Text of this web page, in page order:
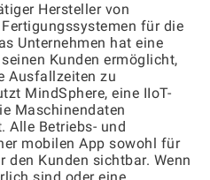
Hersteller von
für die
Unternehmen hat eine
Kunden ermöglicht,
Ausfallzeiten zu
MindSphere, eine IIoT-
Maschinendaten
Alle Betriebs- und
mobilen App sowohl für
den Kunden sichtbar. Wenn